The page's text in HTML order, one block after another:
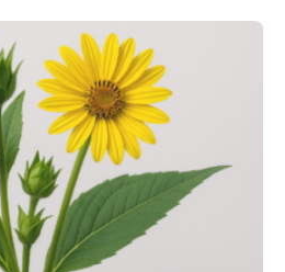
und der Landwirtschaft
Schäden zufügen. Es ist
effektiv zu
nützliche Insekten
Justus-Liebig-Universität
Arbeitsgruppe von Prof. Dr.
für
neue biologische und
zur…